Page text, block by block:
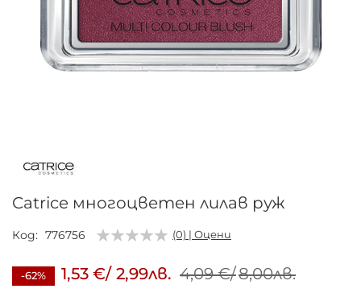
на
със
Catrice многоцветен лилав руж
Код 776756 (0) | Оцени
-62% 1,53 €/ 2,99лв. 4,09 €/8,00лв.